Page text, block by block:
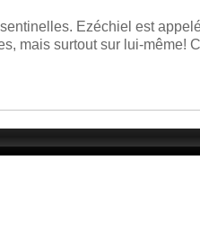
Ezéchiel est
mais surtout sur lui-même!